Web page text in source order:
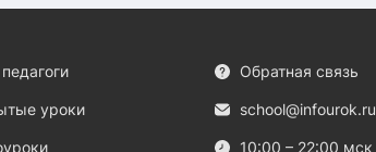
уроки
Обратная связь
school@infourok.ru
10:00 – 22:00 мск